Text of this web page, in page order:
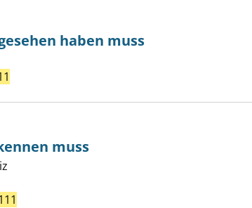
man gesehen haben muss anzeigen
haben muss
man kennen muss anzeigen
muss